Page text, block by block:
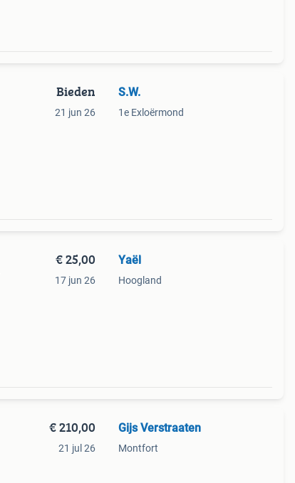
Bieden
21 jun 26
S.W.
1e Exloërmond
€ 25,00
17 jun 26
Yaël
Hoogland
€ 210,00
21 jul 26
Gijs Verstraaten
Montfort